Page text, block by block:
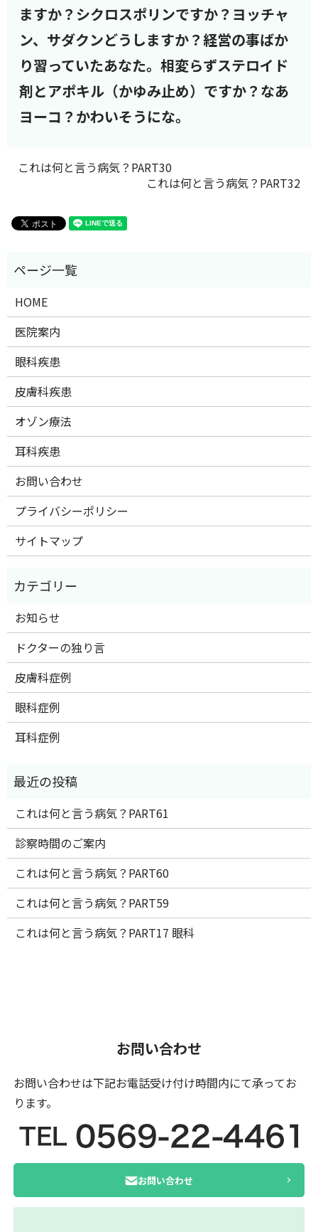
ますか？シクロスポリンですか？ヨッチャ
ン、サダクンどうしますか？経営の事ばか
り習っていたあなた。相変らずステロイド
剤とアポキル（かゆみ止め）ですか？なあ
ヨーコ？かわいそうにな。
これは何と言う病気？PART30
これは何と言う病気？PART32
HOME
医院案内
眼科疾患
皮膚科疾患
オゾン療法
耳科疾患
お問い合わせ
プライバシーポリシー
サイトマップ
お知らせ
ドクターの独り言
皮膚科症例
眼科症例
耳科症例
これは何と言う病気？PART61
診察時間のご案内
これは何と言う病気？PART60
これは何と言う病気？PART59
これは何と言う病気？PART17 眼科
お問い合わせ
お問い合わせは下記お電話受け付け時間内にて承ってお
ります。
お問い合わせ